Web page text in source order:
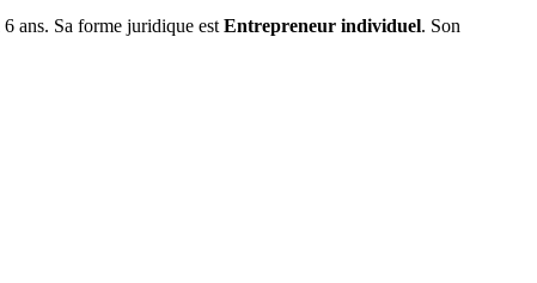
6 ans. Sa forme juridique est Entrepreneur individuel. Son